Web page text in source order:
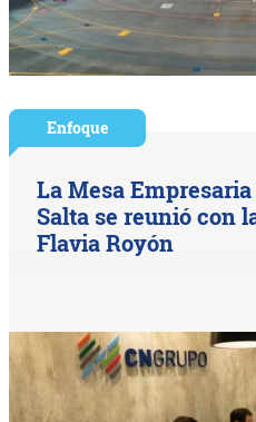
Enfoque
La Mesa
Salta se reunió con
Flavia Royón